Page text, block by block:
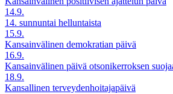
14.9.
14. sunnuntai helluntaista
15.9.
Kansainvälinen demokratian päivä
16.9.
Kansainvälinen päivä otsonikerroksen
18.9.
Kansallinen terveydenhoitajapäivä